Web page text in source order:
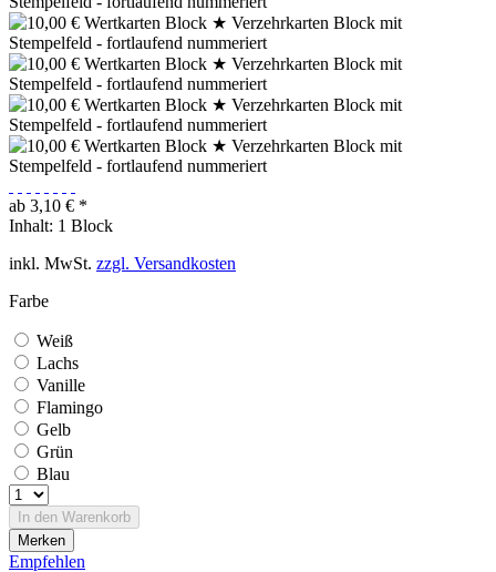
ab 3,10 € *
Inhalt: 1 Block
inkl. MwSt. zzgl. Versandkosten
Farbe
Weiß
Lachs
Vanille
Flamingo
Gelb
Grün
Blau
In den Warenkorb
Merken
Empfehlen